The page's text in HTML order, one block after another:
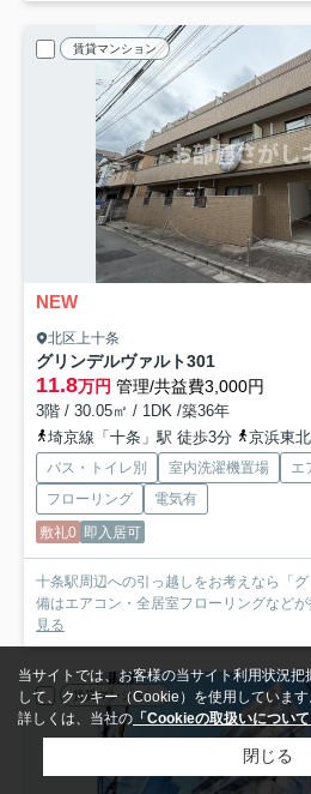
賃貸マンション
NEW
北区上十条
グリンデルヴァルト301
11.8万円 管理/共益費3,000円
3階 / 30.05㎡ / 1DK /築36年
埼京線「十条」駅 徒歩3分
京浜東
バス・トイレ別 室内洗濯機置場 エ
フローリング
電気有
敷礼0 即入居可
十条駅周辺への引っ越しをお考えなら「
備はエアコン・全居室フローリングなど
見る
賃貸マンション
当サイトでは、お客様の当サイト利用状況把
して、クッキー（Cookie）を使用しています
詳しくは、当社の 「Cookieの取扱いについ
閉じる